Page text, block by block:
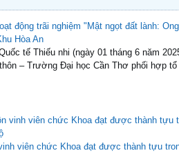
động trãi nghiệm "Mật ngọt đất lành:
Hòa An
tế Thiếu nhi (ngày 01 tháng 6 năm
– Trường Đại học Cần Thơ phối hợp
viên chức Khoa đạt được thành tựu